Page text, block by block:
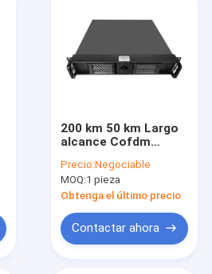
200 km 50 km Largo
alcance Cofdm
inalámbrico Fpv HD
Sdi para coche a
coche con salida de
energía RF ajustable
Precio:Negociable
MOQ:1 pieza
Obtenga el último precio
Contactar ahora